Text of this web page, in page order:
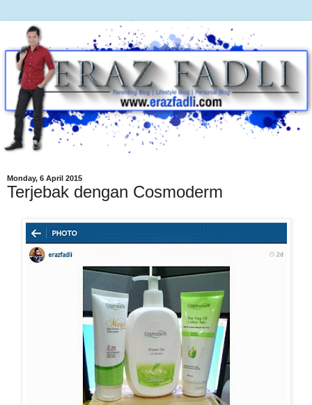
Monday, 6 April 2015
Terjebak dengan Cosmoderm